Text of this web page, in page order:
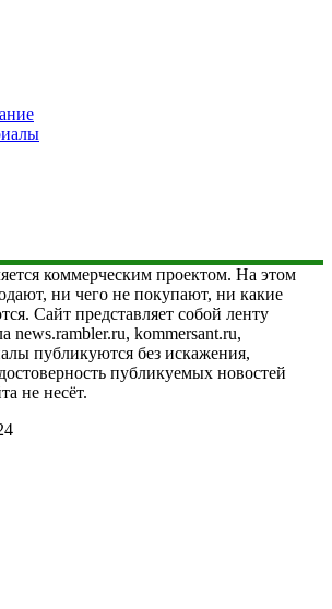
коммерческим проектом. На этом
ни чего не покупают, ни какие
Сайт представляет собой ленту
news.rambler.ru, kommersant.ru,
публикуются без искажения,
публикуемых новостей
не несёт.